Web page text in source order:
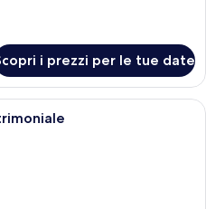
i prezzi per le tue date